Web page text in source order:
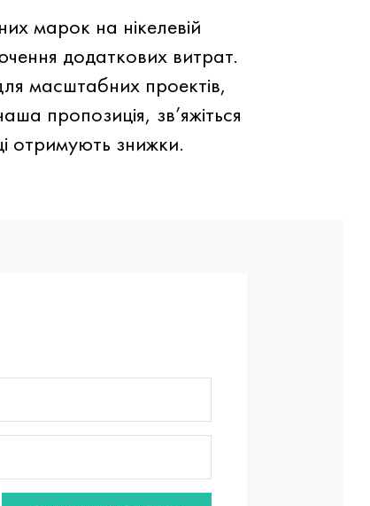
марок на нікелевій
додаткових витрат.
масштабних проектів,
пропозиція, зв’яжіться
отримують знижки.